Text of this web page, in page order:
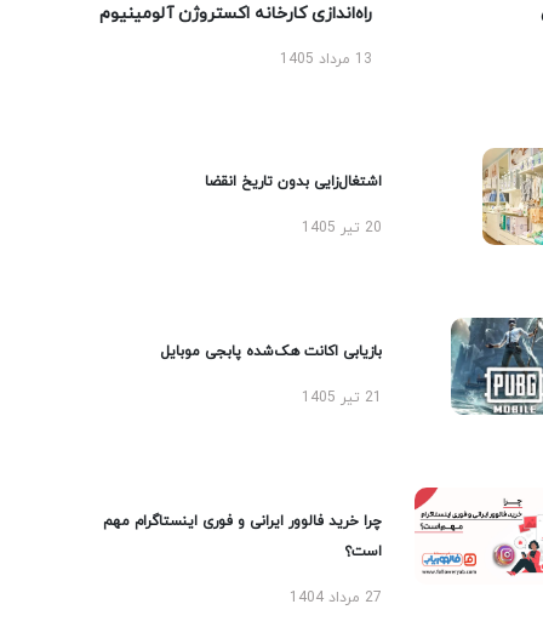
راه‌اندازی کارخانه اکستروژن آلومینیوم
13 مرداد 1405
اشتغال‌زایی بدون تاریخ انقضا
20 تیر 1405
بازیابی اکانت هک‌شده پابجی موبایل
چرا خرید فالوور ایرانی و فوری اینستاگرام مهم
است؟
27 مرداد 1404